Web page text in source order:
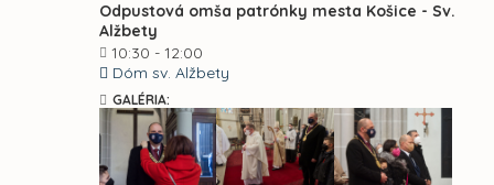
Odpustová omša patrónky mesta Košice - Sv.
Alžbety
10:30 - 12:00
Dóm sv. Alžbety
GALÉRIA: